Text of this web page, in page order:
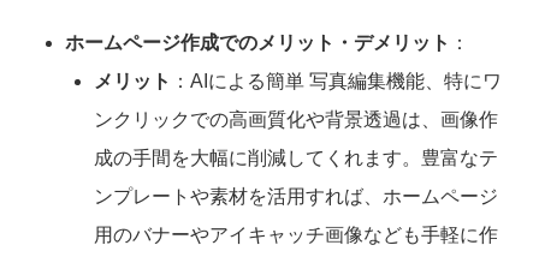
ホームページ作成でのメリット・デメリット ：
メリット ：AIによる簡単 写真編集機能、特にワ
ンクリックでの高画質化や背景透過は、画像作
成の手間を大幅に削減してくれます。豊富なテ
ンプレートや素材を活用すれば、ホームページ
用のバナーやアイキャッチ画像なども手軽に作